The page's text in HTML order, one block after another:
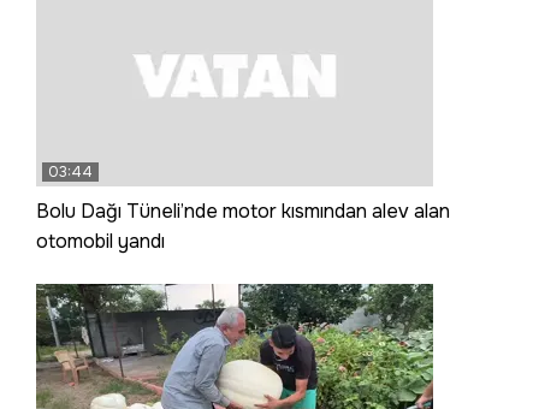
03:44
Bolu Dağı Tüneli’nde motor kısmından alev alan
otomobil yandı